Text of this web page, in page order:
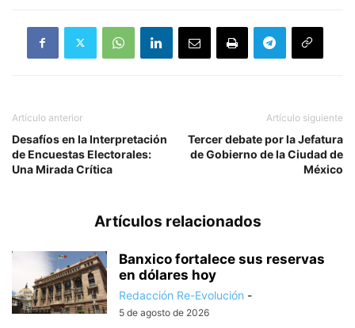
Artículo anterior
Desafíos en la Interpretación
de Encuestas Electorales:
Una Mirada Crítica
Artículo siguiente
Tercer debate por la Jefatura
de Gobierno de la Ciudad de
México
Artículos relacionados
Banxico fortalece sus reservas
en dólares hoy
Redacción Re-Evolución -
5 de agosto de 2026